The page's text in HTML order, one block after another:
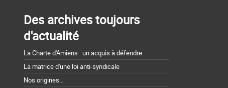
Des archives toujours
d'actualité
La Charte d'Amiens : un acquis à défendre
La matrice d'une loi anti-syndicale
Nos origines...